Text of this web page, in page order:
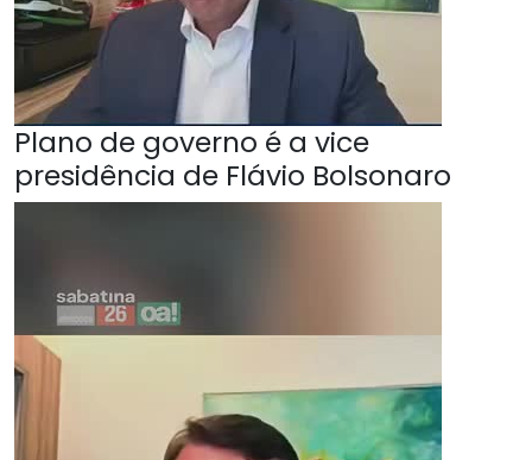
Plano de governo é a vice
presidência de Flávio Bolsonaro